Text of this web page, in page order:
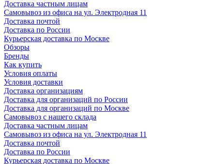
Доставка частным лицам
Самовывоз из офиса на ул. Электродная 11
Доставка почтой
Доставка по России
Курьерская доставка по Москве
Обзоры
Бренды
Как купить
Условия оплаты
Условия доставки
Доставка организациям
Доставка для организаций по России
Доставка для организаций по Москве
Самовывоз с нашего склада
Доставка частным лицам
Самовывоз из офиса на ул. Электродная 11
Доставка почтой
Доставка по России
Курьерская доставка по Москве